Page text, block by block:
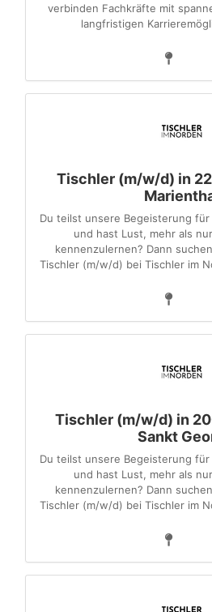
verbinden Fachkräfte mit
langfristigen
Tischler (m/w/d) in
Du teilst unsere Begeisterung
und hast Lust, mehr als
kennenzulernen? Dann
Tischler (m/w/d) bei Tischler im
Tischler (m/w/d) in
Sankt
Du teilst unsere Begeisterung
und hast Lust, mehr als
kennenzulernen? Dann
Tischler (m/w/d) bei Tischler im